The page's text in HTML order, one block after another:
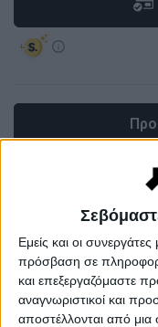
Εμείς και οι
πρόσβαση σε
και επεξεργαζόμαστε
αναγνωριστικοί και
αποστέλλονται από μια
Κωδικός
Κάνε μια
Μεγάλο βάρος:
Κατηγορία: